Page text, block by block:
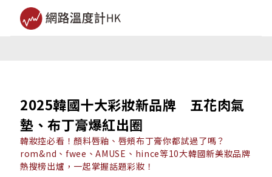
2025韓國十大彩妝新品牌 五花肉氣
墊、布丁膏爆紅出圈
韓妝控必看！顏料唇釉、唇頰布丁膏你都試過了嗎？
rom&nd、fwee、AMUSE、hince等10大韓國新美妝品牌
熱搜榜出爐，一起掌握話題彩妝！